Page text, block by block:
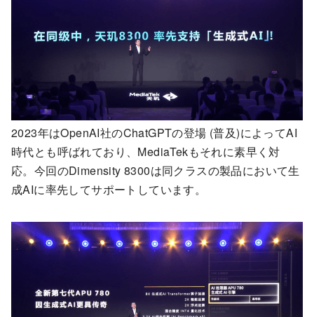
2023年はOpenAI社のChatGPTの登場 (普及)によってAI
時代とも呼ばれており、MediaTekもそれに素早く対
応。今回のDimensity 8300は同クラスの製品において生
成AIに率先してサポートしています。